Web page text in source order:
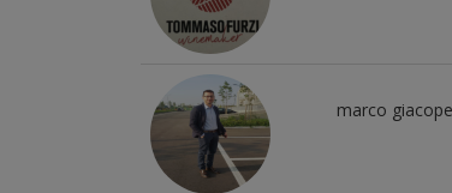
marco